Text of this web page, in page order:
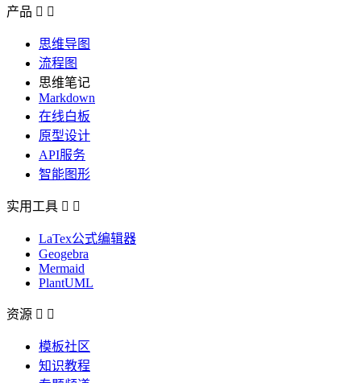
产品  
思维导图
流程图
思维笔记
Markdown
在线白板
原型设计
API服务
智能图形
实用工具  
LaTex公式编辑器
Geogebra
Mermaid
PlantUML
资源  
模板社区
知识教程